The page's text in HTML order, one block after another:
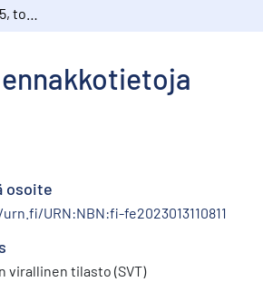
osoite
URN:NBN:fi-fe2023013110811
virallinen tilasto (SVT)